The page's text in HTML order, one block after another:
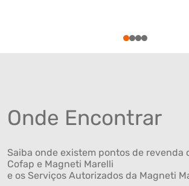
1234
Onde Encontrar
Saiba onde existem pontos de revenda
Cofap e Magneti Marelli
e os Serviços Autorizados da Magneti